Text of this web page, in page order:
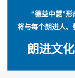
“德益中慧”
将与每个朗进人、
朗进文化